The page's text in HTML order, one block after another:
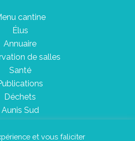
cantine
Élus
Annuaire
de salles
Santé
Déchets
Aunis Sud
et vous faliciter